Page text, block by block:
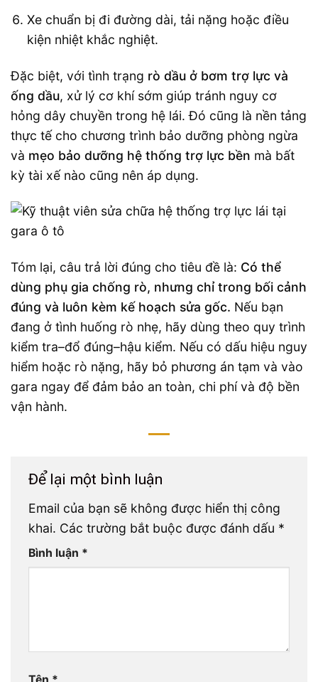
Xe chuẩn bị đi đường dài, tải nặng hoặc điều
kiện nhiệt khắc nghiệt.
Đặc biệt, với tình trạng rò dầu ở bơm trợ lực và
ống dầu, xử lý cơ khí sớm giúp tránh nguy cơ
hỏng dây chuyền trong hệ lái. Đó cũng là nền tảng
thực tế cho chương trình bảo dưỡng phòng ngừa
và mẹo bảo dưỡng hệ thống trợ lực bền mà bất
kỳ tài xế nào cũng nên áp dụng.
Tóm lại, câu trả lời đúng cho tiêu đề là: Có thể
dùng phụ gia chống rò, nhưng chỉ trong bối cảnh
đúng và luôn kèm kế hoạch sửa gốc. Nếu bạn
đang ở tình huống rò nhẹ, hãy dùng theo quy trình
kiểm tra–đổ đúng–hậu kiểm. Nếu có dấu hiệu nguy
hiểm hoặc rò nặng, hãy bỏ phương án tạm và vào
gara ngay để đảm bảo an toàn, chi phí và độ bền
vận hành.
Để lại một bình luận
Email của bạn sẽ không được hiển thị công
khai. Các trường bắt buộc được đánh dấu *
Bình luận *
Tên *